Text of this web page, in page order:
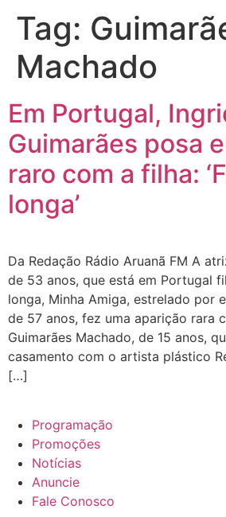
Tag:
Machado
Em Portugal,
Guimarães posa
raro com a filha:
longa’
Da Redação Rádio Aruanã FM A
de 53 anos, que está em Portugal
longa, Minha Amiga, estrelado por
de 57 anos, fez uma aparição rara
Guimarães Machado, de 15 anos,
casamento com o artista plástico
[…]
Programação
Promoções
Notícias
Anuncie
Fale Conosco